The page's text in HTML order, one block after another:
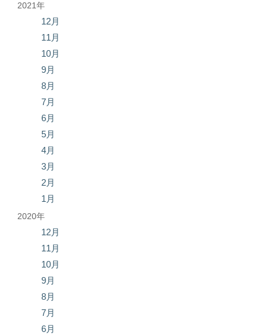
2021年
12月
11月
10月
9月
8月
7月
6月
5月
4月
3月
2月
1月
2020年
12月
11月
10月
9月
8月
7月
6月